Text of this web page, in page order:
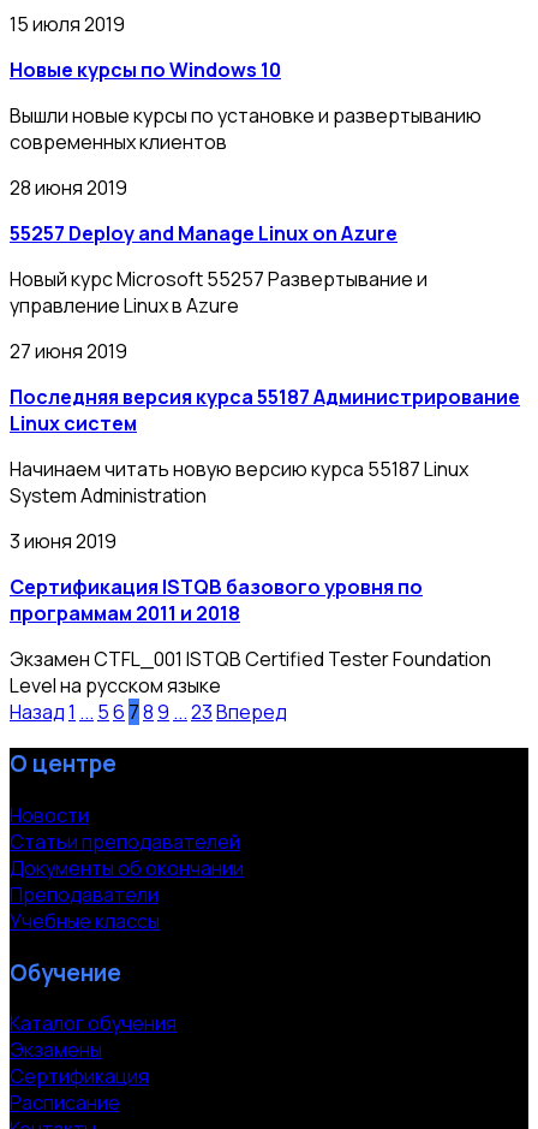
15 июля 2019
Новые курсы по Windows 10
Вышли новые курсы по установке и развертыванию
современных клиентов
28 июня 2019
55257 Deploy and Manage Linux on Azure
Новый курс Microsoft 55257 Развертывание и
управление Linux в Azure
27 июня 2019
Последняя версия курса 55187 Администрирование
Linux систем
Начинаем читать новую версию курса 55187 Linux
System Administration
3 июня 2019
Сертификация ISTQB базового уровня по
программам 2011 и 2018
Экзамен CTFL_001 ISTQB Certified Tester Foundation
Level на русском языке
Назад1 ... 56 789 ...23Вперед
О центре
Новости
Статьи преподавателей
Документы об окончании
Преподаватели
Учебные классы
Обучение
Каталог обучения
Экзамены
Сертификация
Расписание